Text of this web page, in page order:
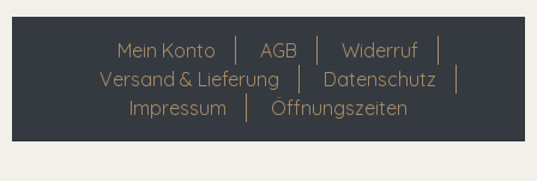
Mein Konto AGB
Widerruf
Versand & Lieferung
Datenschutz
Impressum
Öffnungszeiten